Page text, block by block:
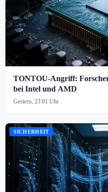
TONTOU-Angriff:
bei Intel und AMD
Gestern, 23:01 Uhr
SICHERHEIT